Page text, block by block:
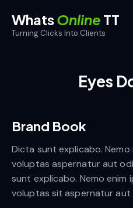
WhatsOnline TT
Turning Clicks Into Clients
Eyes
Brand Book
Dicta sunt explicabo.
voluptas aspernatur aut
sunt explicabo. Nemo enim
voluptas sit aspernatur aut